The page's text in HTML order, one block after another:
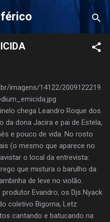
o conteúdo principal
chega Leandro Roque dos
da dona Jacira e pai de Estela,
e pouco de vida. No rosto
(o mesmo que aparece no
o local da entrevista:
que mistura o barulho da
de leve no violão.
Evandro, os Djs Nyack
coletivo Bigorna, Letz
cantando e batucando na